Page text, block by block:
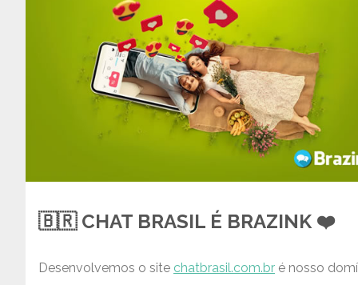
🇧🇷 CHAT BRASIL É BRAZINK ❤️
Desenvolvemos o site chatbrasil.com.br é nosso